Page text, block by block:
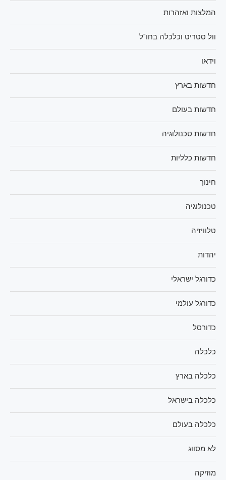
המלצות ואזהרות
וול סטריט וכלכלה בחו"ל
וידאו
חדשות בארץ
חדשות בעולם
חדשות טכנולוגיה
חדשות כלליות
חינוך
טכנולוגיה
טלוויזיה
יהדות
כדורגל ישראלי
כדורגל עולמי
כדורסל
כלכלה
כלכלה בארץ
כלכלה בישראל
כלכלה בעולם
לא מסווג
מוזיקה